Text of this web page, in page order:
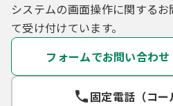
システムの画面操作に関する
て受け付けています。
フォームでお問い合わせ
固定電話（コー